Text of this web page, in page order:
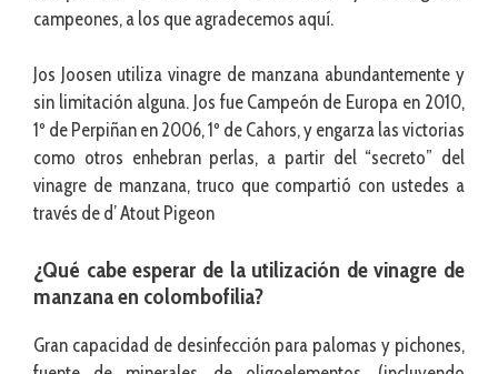
campeones, a los que agradecemos aquí.
Jos Joosen utiliza vinagre de manzana abundantemente y
sin limitación alguna. Jos fue Campeón de Europa en 2010,
1º de Perpiñan en 2006, 1º de Cahors, y engarza las victorias
como otros enhebran perlas, a partir del “secreto” del
vinagre de manzana, truco que compartió con ustedes a
través de d’ Atout Pigeon
¿Qué cabe esperar de la utilización de vinagre de
manzana en colombofilia?
Gran capacidad de desinfección para palomas y pichones,